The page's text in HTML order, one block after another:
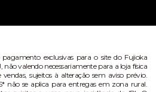
pagamento exclusivas para o site do Fujioka
não valendo necessariamente para a loja física
sujeitos à alteração sem aviso prévio.
não se aplica para entregas em zona rural.